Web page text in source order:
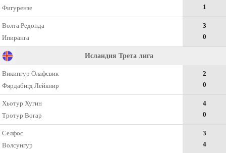
Фигурензе
1
Волта Редонда
Ипиранга
3
0
Исландия Трета лига
Викингур Олафсвик
Фярдабигд Лейкнир
2
0
Хьотур Хугин
Тротур Вогар
4
0
Селфос
Волсунгур
3
4